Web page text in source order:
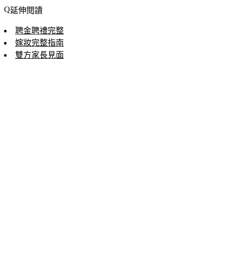
延伸閱讀
聘金聘禮完整
嫁妝完整指南
雙方家長見面